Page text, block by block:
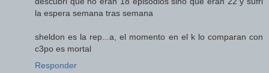
la espera semana tras semana
sheldon es la rep...a, el momento en el k lo comparan con
c3po es mortal
Responder